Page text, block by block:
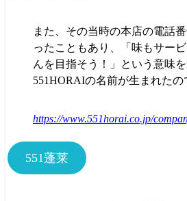
また、その当時の本店の電話
ったこともあり、「味もサー
んを目指そう！」という意味を
551HORAIの名前が生まれたの
https://www.551horai.co.jp/
551蓬莱